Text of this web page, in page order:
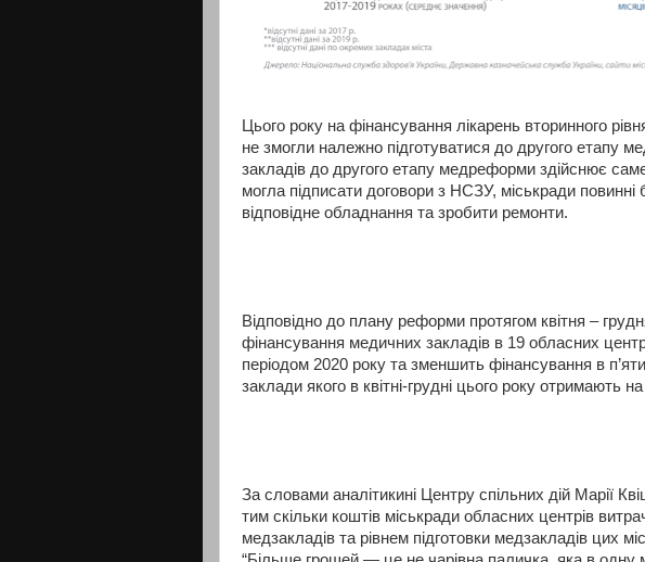
Цього року на фінансування лікарень вторинного
не змогли належно підготуватися до другого етапу
закладів до другого етапу медреформи здійснює
могла підписати договори з НСЗУ, міськради
відповідне обладнання та зробити ремонти.
Відповідно до плану реформи протягом квітня –
фінансування медичних закладів в 19 обласних
періодом 2020 року та зменшить фінансування в
заклади якого в квітні-грудні цього року отримають
За словами аналітикині Центру спільних дій Марії
тим скільки коштів міськради обласних центрів
медзакладів та рівнем підготовки медзакладів цих